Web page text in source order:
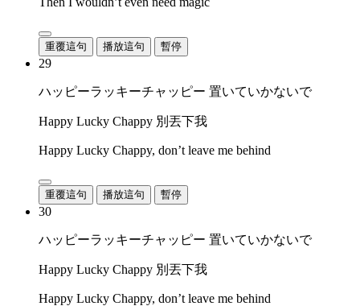
重覆這句 播放這句 暫停
29
ハッピーラッキーチャッピー 置いていかないで
Happy Lucky Chappy 別丟下我
Happy Lucky Chappy, don’t leave me behind
重覆這句 播放這句 暫停
30
ハッピーラッキーチャッピー 置いていかないで
Happy Lucky Chappy 別丟下我
Happy Lucky Chappy, don’t leave me behind